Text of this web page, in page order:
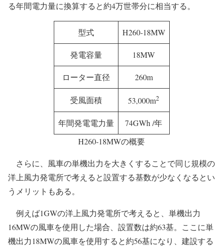
る年間電力量に換算すると約4万世帯分に相当する。
型式 H260-18MW
発電容量 18MW
ローター直径 260m
受風面積 53,000m2
年間発電電力量
74GWh /年
H260-18MWの概要
さらに、風車の単機出力を大きくすることで同じ規模の
洋上風力発電所で考えると設置する基数が少なくなるとい
うメリットもある。
例えば1GWの洋上風力発電所で考えると、単機出力
16MWの風車を使用した場合、設置数は約63基。ここに単
機出力18MWの風車を使用すると約56基になり、建設する